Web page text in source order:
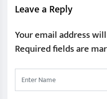
Leave a Reply
Your email address
Required fields are